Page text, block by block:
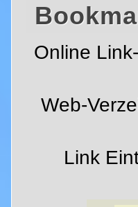
Online
Web-
Link